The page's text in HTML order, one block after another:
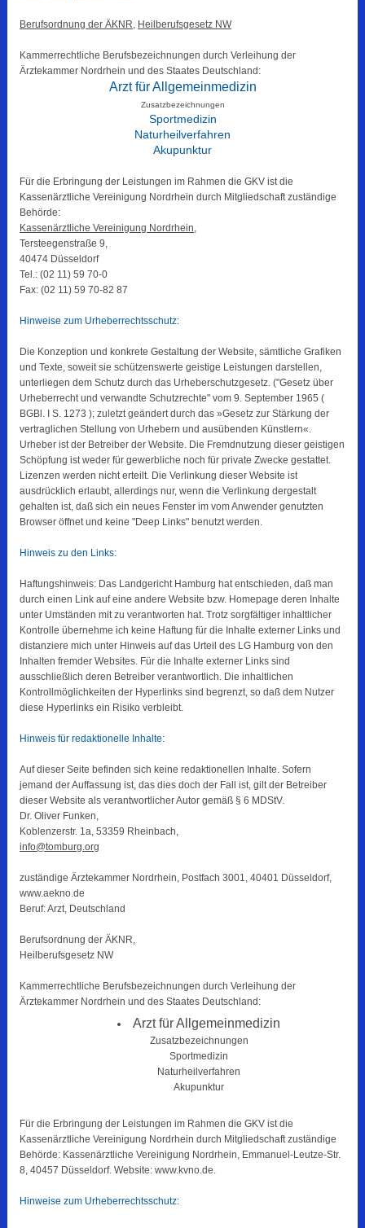
Berufsordnung der ÄKNR, Heilberufsgesetz NW
Kammerrechtliche Berufsbezeichnungen durch Verleihung der
Ärztekammer Nordrhein und des Staates Deutschland:
Arzt für Allgemeinmedizin
Zusatzbezeichnungen
Sportmedizin
Naturheilverfahren
Akupunktur
Für die Erbringung der Leistungen im Rahmen die GKV ist die
Kassenärztliche Vereinigung Nordrhein durch Mitgliedschaft zuständige
Behörde:
Kassenärztliche Vereinigung Nordrhein
Tersteegenstraße 9,
40474 Düsseldorf
Tel.: (02 11) 59 70-0
Fax: (02 11) 59 70-82 87
Hinweise zum Urheberrechtsschutz:
Die Konzeption und konkrete Gestaltung der Website, sämtliche Grafiken
und Texte, soweit sie schützenswerte geistige Leistungen darstellen,
unterliegen dem Schutz durch das Urheberschutzgesetz. ("Gesetz über
Urheberrecht und verwandte Schutzrechte" vom 9. September 1965 (
BGBl. I S. 1273 ); zuletzt geändert durch das »Gesetz zur Stärkung der
vertraglichen Stellung von Urhebern und ausübenden Künstlern«.
Urheber ist der Betreiber der Website. Die Fremdnutzung dieser geistigen
Schöpfung ist weder für gewerbliche noch für private Zwecke gestattet.
Lizenzen werden nicht erteilt. Die Verlinkung dieser Website ist
ausdrücklich erlaubt, allerdings nur, wenn die Verlinkung dergestalt
gehalten ist, daß sich ein neues Fenster im vom Anwender genutzten
Browser öffnet und keine "Deep Links" benutzt werden.
Hinweis zu den Links:
Haftungshinweis: Das Landgericht Hamburg hat entschieden, daß man
durch einen Link auf eine andere Website bzw. Homepage deren Inhalte
unter Umständen mit zu verantworten hat. Trotz sorgfältiger inhaltlicher
Kontrolle übernehme ich keine Haftung für die Inhalte externer Links und
distanziere mich unter Hinweis auf das Urteil des LG Hamburg von den
Inhalten fremder Websites. Für die Inhalte externer Links sind
ausschließlich deren Betreiber verantwortlich. Die inhaltlichen
Kontrollmöglichkeiten der Hyperlinks sind begrenzt, so daß dem Nutzer
diese Hyperlinks ein Risiko verbleibt.
Hinweis für redaktionelle Inhalte:
Auf dieser Seite befinden sich keine redaktionellen Inhalte. Sofern
jemand der Auffassung ist, das dies doch der Fall ist, gilt der Betreiber
dieser Website als verantwortlicher Autor gemäß § 6 MDStV.
Dr. Oliver Funken,
Koblenzerstr. 1a, 53359 Rheinbach,
info@tomburg.org
zuständige Ärztekammer Nordrhein, Postfach 3001, 40401 Düsseldorf,
www.aekno.de
Beruf: Arzt, Deutschland
Berufsordnung der ÄKNR,
Heilberufsgesetz NW
Kammerrechtliche Berufsbezeichnungen durch Verleihung der
Ärztekammer Nordrhein und des Staates Deutschland:
Arzt für Allgemeinmedizin
Zusatzbezeichnungen
Sportmedizin
Naturheilverfahren
Akupunktur
Für die Erbringung der Leistungen im Rahmen die GKV ist die
Kassenärztliche Vereinigung Nordrhein durch Mitgliedschaft zuständige
Behörde: Kassenärztliche Vereinigung Nordrhein, Emmanuel-Leutze-Str.
8, 40457 Düsseldorf. Website: www.kvno.de.
Hinweise zum Urheberrechtsschutz: